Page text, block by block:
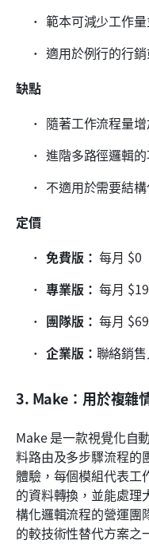
範本可減少工作
適用於例行的行
缺點
隨著工作流程量
進階多路徑邏輯的
不適用於需要結
定價
免費版： 每月 $0
專業版： 每月
團隊版： 每月
企業版： 聯絡銷
3. Make：用於複雜
Make 是一款視覺化自
料路由及多步驟流程的
體驗，每個模組代表工
的資料轉換，並能處理
構化邏輯流程的營運
的較技術性替代方案之